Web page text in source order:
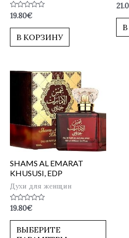
Оценка
0
из
19.80€
В КОРЗИНУ
0
из
SHAMS AL EMARAT
KHUSUSI, EDP
Духи для женщин
Оценка
из
19.80€
ВЫБЕРИТЕ